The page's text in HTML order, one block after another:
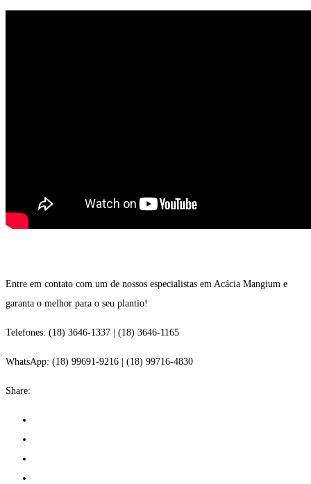
Entre em contato com um de nossos especialistas em Acácia Mangium e
garanta o melhor para o seu plantio!
Telefones: (18) 3646-1337 | (18) 3646-1165
WhatsApp: (18) 99691-9216 | (18) 99716-4830
Share: